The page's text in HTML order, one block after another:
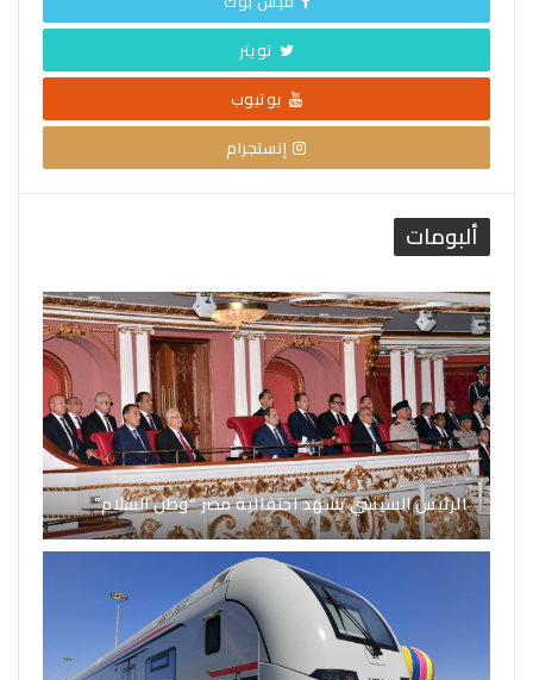
تويتر
يوتيوب
إنستجرام
ألبومات
الرئيس السيسي يشهد احتفالية مصر “وطن السلام”